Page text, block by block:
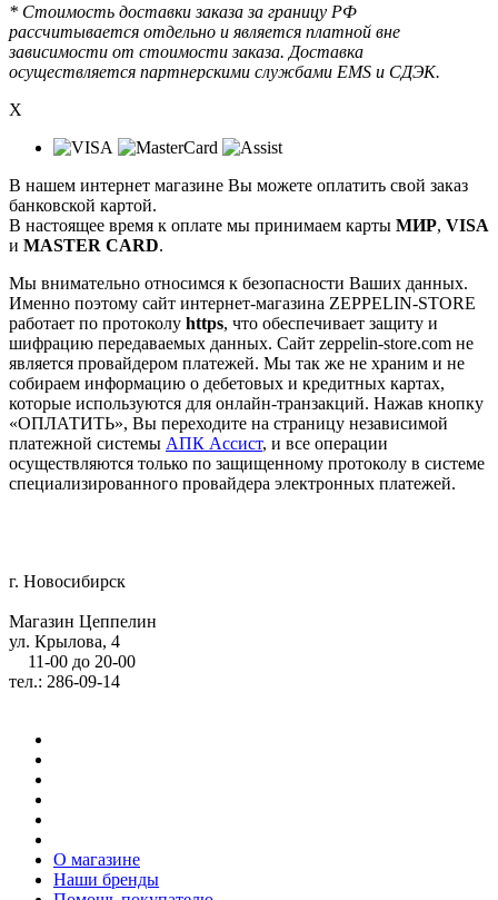
* Стоимость доставки заказа за границу РФ
рассчитывается отдельно и является платной вне
зависимости от стоимости заказа. Доставка
осуществляется партнерскими службами EMS и СДЭК.
X
В нашем интернет магазине Вы можете оплатить свой заказ
банковской картой.
В настоящее время к оплате мы принимаем карты МИР, VISA
и MASTER CARD.
Мы внимательно относимся к безопасности Ваших данных.
Именно поэтому сайт интернет-магазина ZEPPELIN-STORE
работает по протоколу https, что обеспечивает защиту и
шифрацию передаваемых данных. Сайт zeppelin-store.com не
является провайдером платежей. Мы так же не храним и не
собираем информацию о дебетовых и кредитных картах,
которые используются для онлайн-транзакций. Нажав кнопку
«ОПЛАТИТЬ», Вы переходите на страницу независимой
платежной системы АПК Ассист, и все операции
осуществляются только по защищенному протоколу в системе
специализированного провайдера электронных платежей.
г. Новосибирск
Магазин Цеппелин
ул. Крылова, 4
11-00 до 20-00
тел.: 286-09-14
О магазине
Наши бренды